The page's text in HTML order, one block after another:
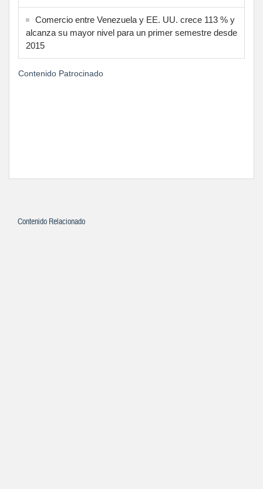
Comercio entre Venezuela y EE. UU. crece 113 % y
alcanza su mayor nivel para un primer semestre desde
2015
Contenido Patrocinado
Contenido Relacionado